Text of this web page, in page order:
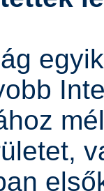
egyik